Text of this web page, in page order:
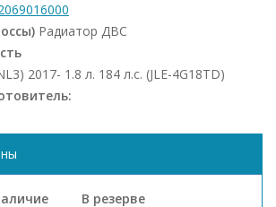
Радиатор ДВС
2017- 1.8 л. 184 л.с. (JLE-4G18TD)
В резерве